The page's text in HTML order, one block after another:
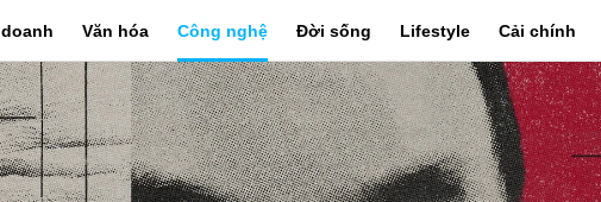
Văn hóa Công nghệ Đời sống Lifestyle Cải chính